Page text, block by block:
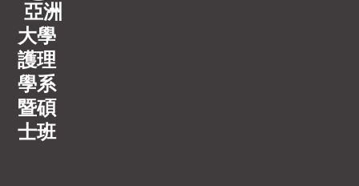
亞洲
大學
護理
學系
暨碩
士班